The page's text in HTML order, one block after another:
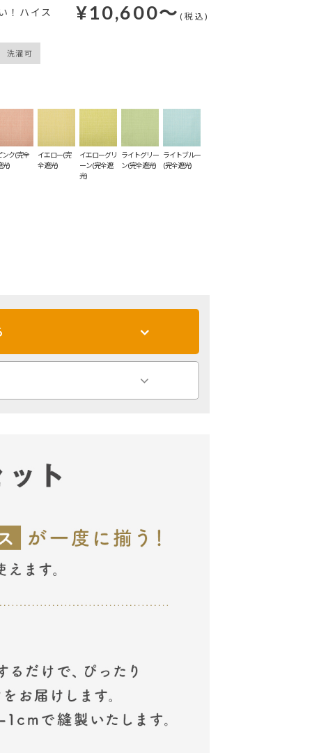
！ハイス
洗濯可
¥10,600～(税込)
ンク(完全
光)
イエロー(完
全遮光)
イエローグリ
ーン(完全遮
光)
ライトグリー
ン(完全遮光)
ライトブルー
(完全遮光)